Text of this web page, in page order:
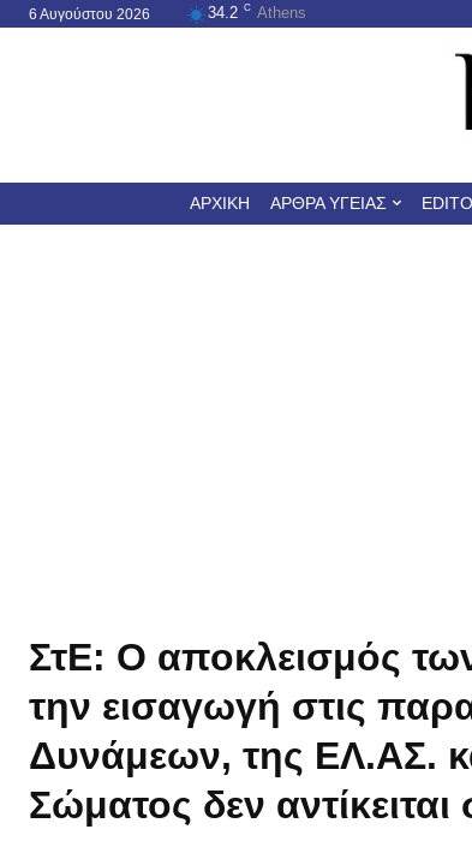
6 Αυγούστου 2026 34.2 C Athens
ΑΡΧΙΚΉ ΆΡΘΡΑ ΥΓΕΊΑΣ
ΣτΕ: Ο αποκλεισμός
την εισαγωγή στις
Δυνάμεων, της ΕΛ.ΑΣ.
Σώματος δεν